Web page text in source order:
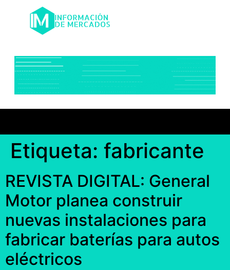
Etiqueta: fabricante
REVISTA DIGITAL: General
Motor planea construir
nuevas instalaciones para
fabricar baterías para autos
eléctricos